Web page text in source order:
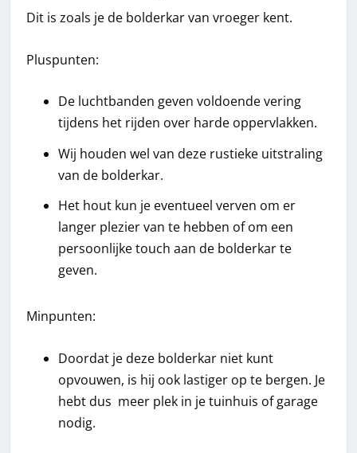
Dit is zoals je de bolderkar van vroeger kent.
Pluspunten:
De luchtbanden geven voldoende vering
tijdens het rijden over harde oppervlakken.
Wij houden wel van deze rustieke uitstraling
van de bolderkar.
Het hout kun je eventueel verven om er
langer plezier van te hebben of om een
persoonlijke touch aan de bolderkar te
geven.
Minpunten:
Doordat je deze bolderkar niet kunt
opvouwen, is hij ook lastiger op te bergen. Je
hebt dus meer plek in je tuinhuis of garage
nodig.